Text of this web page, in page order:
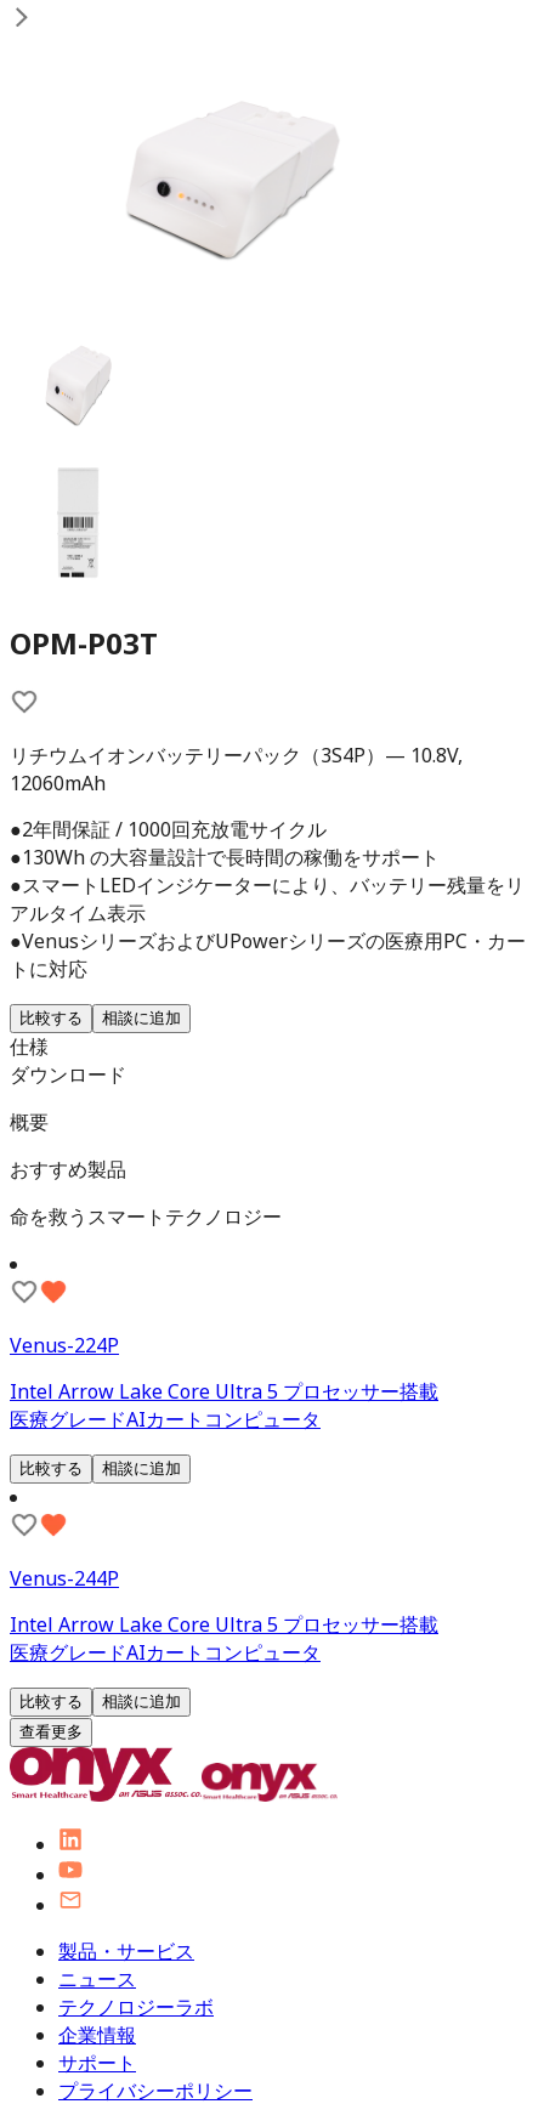
OPM-P03T
リチウムイオンバッテリーパック（3S4P）— 10.8V,
12060mAh
●2年間保証 / 1000回充放電サイクル
●130Wh の大容量設計で長時間の稼働をサポート
●スマートLEDインジケーターにより、バッテリー残量をリ
アルタイム表示
●VenusシリーズおよびUPowerシリーズの医療用PC・カー
トに対応
比較する 相談に追加
仕様
ダウンロード
概要
おすすめ製品
命を救うスマートテクノロジー
Venus-224P
Intel Arrow Lake Core Ultra 5 プロセッサー搭載
医療グレードAIカートコンピュータ
比較する 相談に追加
Venus-244P
Intel Arrow Lake Core Ultra 5 プロセッサー搭載
医療グレードAIカートコンピュータ
比較する
相談に追加
查看更多
製品・サービス
ニュース
テクノロジーラボ
企業情報
サポート
プライバシーポリシー